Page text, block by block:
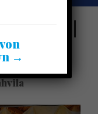
Vintti |
→